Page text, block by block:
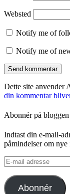
Websted
Notify me of
Notify me of
Dette site anvender
din kommentar
Abonnér på
Indtast din e-mail-
påmindelser om
E-
mail
adresse
Abonnér